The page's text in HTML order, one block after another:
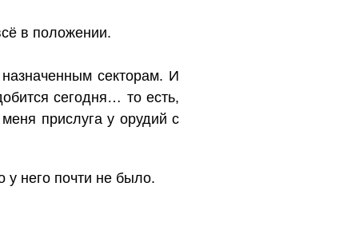
в положении.
секторам. И
сегодня… то есть,
прислуга у орудий с
у него почти не было.